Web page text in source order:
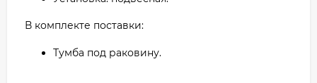
В комплекте поставки:
Тумба под раковину.